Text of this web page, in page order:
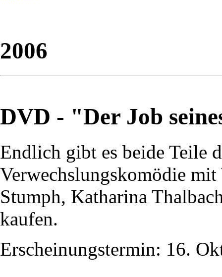
2006
DVD - "Der Job
Endlich gibt es beide Teile
Verwechslungskomödie
Stumph, Katharina
kaufen.
Erscheinungstermin: 16.